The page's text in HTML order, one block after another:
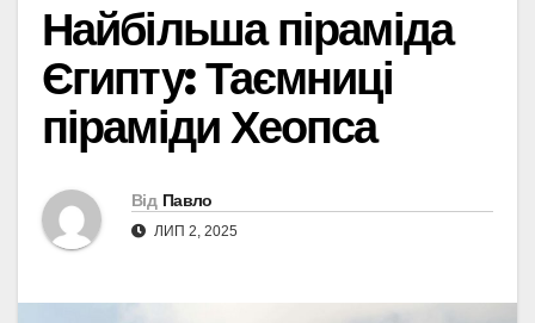
Найбільша піраміда
Єгипту: Таємниці
піраміди Хеопса
Від Павло
ЛИП 2, 2025